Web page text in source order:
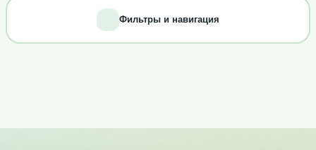
Фильтры и навигация